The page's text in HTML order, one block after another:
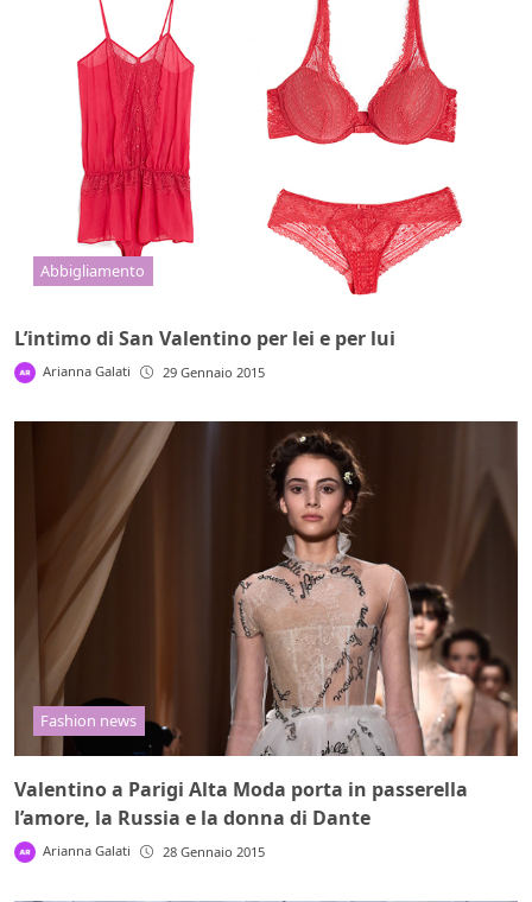
Abbigliamento
L’intimo di San Valentino per lei e per lui
Arianna Galati 29 Gennaio 2015
Fashion news
Valentino a Parigi Alta Moda porta in passerella
l’amore, la Russia e la donna di Dante
Arianna Galati 28 Gennaio 2015